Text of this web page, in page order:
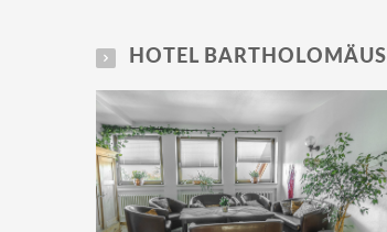
HOTEL BARTHOLOMÄUS